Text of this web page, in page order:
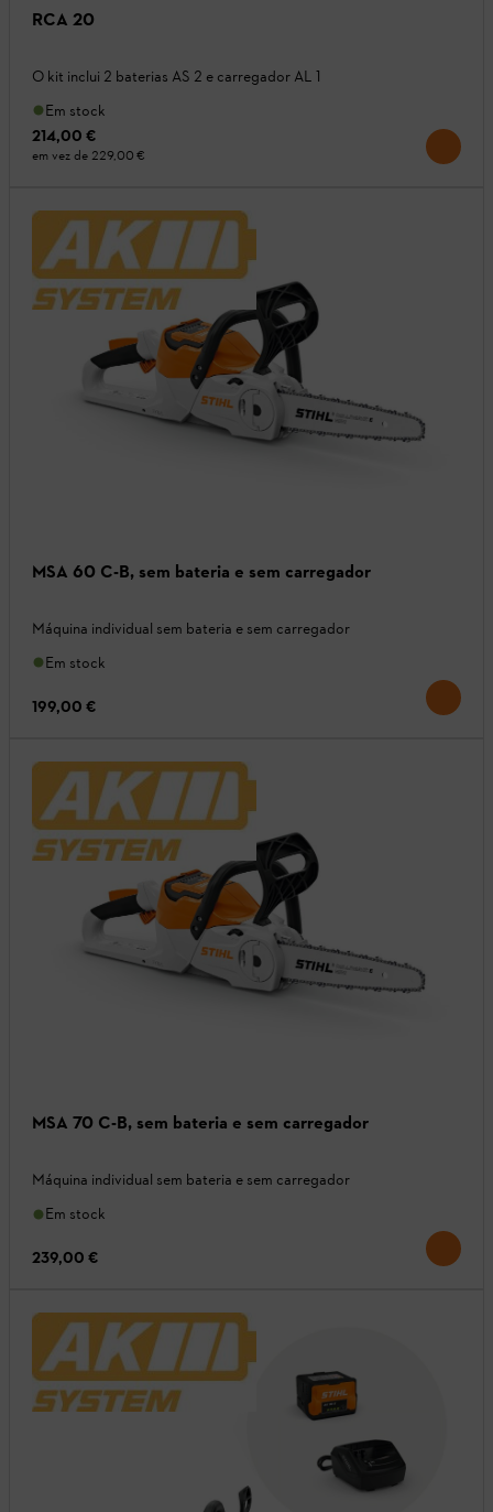
RCA 20
O kit inclui 2 baterias AS 2 e carregador AL 1
Em stock
214,00 €
em vez de 229,00 €
MSA 60 C-B, sem bateria e sem carregador
Máquina individual sem bateria e sem carregador
Em stock
199,00 €
MSA 70 C-B, sem bateria e sem carregador
Máquina individual sem bateria e sem carregador
Em stock
239,00 €